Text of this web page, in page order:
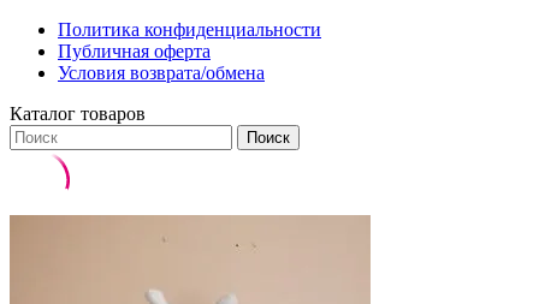
Политика конфиденциальности
Публичная оферта
Условия возврата/обмена
Каталог товаров
Поиск